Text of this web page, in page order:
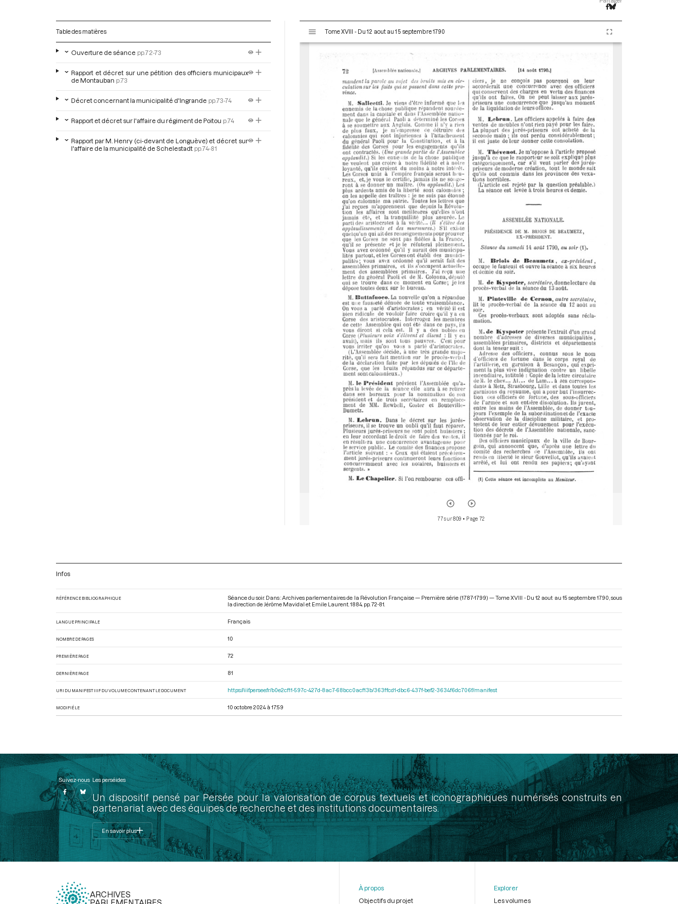
Table des matières
Ouverture de séance pp.72-73
Rapport et décret sur une pétition des officiers municipaux
de Montauban p.73
Décret concernant la municipalité d'Ingrande pp.73-74
Rapport et décret sur l'affaire du régiment de Poitou p.74
Rapport par M. Henry (ci-devant de Longuève) et décret sur
l'affaire de la municipalité de Schelestadt pp.74-81
s
Tome XVIII - Du 12 aout au 15 septembre 1790
77 sur 809 • Page 72
Infos
RÉFÉRENCE BIBLIOGRAPHIQUE Séance du soir. Dans : Archives parlementaires de la Révolution Française — Première série (1787-1799) — Tome XVIII - Du 12 aout au 15 septembre 1790 , sous
la direction de Jérôme Mavidal et Emile Laurent. 1884. pp. 72-81.
LANGUE PRINCIPALE Français
NOMBRE DE PAGES 10
PREMIÈRE PAGE 72
DERNIÈRE PAGE 81
URI DU MANIFEST IIIF DU VOLUME CONTENANT LE DOCUMENT https://iiif.persee.fr/b0e2cf11-597c-427d-8ac7-68bcc0acf13b/363ffcd1-dbc6-437f-bef2-3634f6dc706f/manifest
MODIFIÉ LE 10 octobre 2024 à 17:59
Suivez-nous Les perséides
Un dispositif pensé par Persée pour la valorisation de corpus textuels et iconographiques numérisés construits en
partenariat avec des équipes de recherche et des institutions documentaires.
En savoir plus
ARCHIVES
À propos
Objectifs du projet
Explorer
Les volumes